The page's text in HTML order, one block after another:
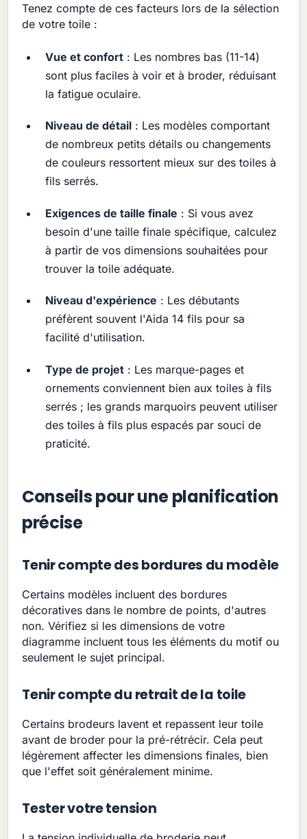
Tenez compte de ces facteurs lors de la sélection
de votre toile :
Vue et confort : Les nombres bas (11-14)
sont plus faciles à voir et à broder, réduisant
la fatigue oculaire.
Niveau de détail : Les modèles comportant
de nombreux petits détails ou changements
de couleurs ressortent mieux sur des toiles à
fils serrés.
Exigences de taille finale : Si vous avez
besoin d'une taille finale spécifique, calculez
à partir de vos dimensions souhaitées pour
trouver la toile adéquate.
Niveau d'expérience : Les débutants
préfèrent souvent l'Aida 14 fils pour sa
facilité d'utilisation.
Type de projet : Les marque-pages et
ornements conviennent bien aux toiles à fils
serrés ; les grands marquoirs peuvent utiliser
des toiles à fils plus espacés par souci de
praticité.
Conseils pour une planification
précise
Tenir compte des bordures du modèle
Certains modèles incluent des bordures
décoratives dans le nombre de points, d'autres
non. Vérifiez si les dimensions de votre
diagramme incluent tous les éléments du motif ou
seulement le sujet principal.
Tenir compte du retrait de la toile
Certains brodeurs lavent et repassent leur toile
avant de broder pour la pré-rétrécir. Cela peut
légèrement affecter les dimensions finales, bien
que l'effet soit généralement minime.
Tester votre tension